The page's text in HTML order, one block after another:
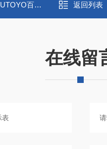
SX2数显指示表 返回列表
在线留